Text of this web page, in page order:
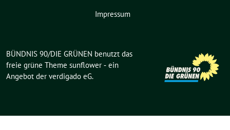
Impressum
BÜNDNIS 90/DIE GRÜNEN benutzt das
freie grüne Theme sunflower ‐ ein
Angebot der verdigado eG.